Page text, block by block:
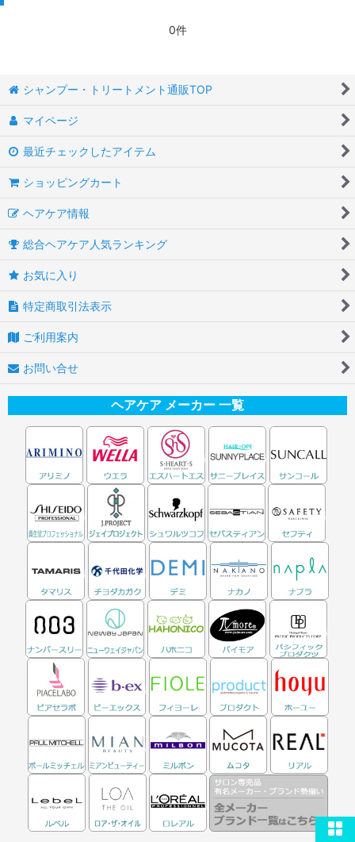
0件
シャンプー・トリートメント通販TOP
マイページ
最近チェックしたアイテム
ショッピングカート
ヘアケア情報
総合ヘアケア人気ランキング
お気に入り
特定商取引法表示
ご利用案内
お問い合せ
ヘアケア メーカー 一覧